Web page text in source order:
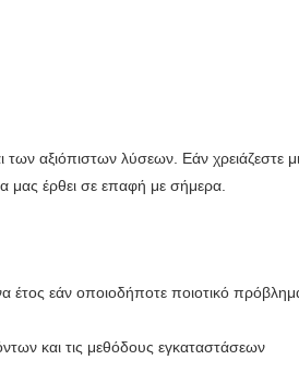
αξιόπιστων λύσεων. Εάν χρειάζεστε
μας έρθει σε επαφή με σήμερα.
έτος εάν οποιοδήποτε ποιοτικό
και τις μεθόδους εγκαταστάσεων